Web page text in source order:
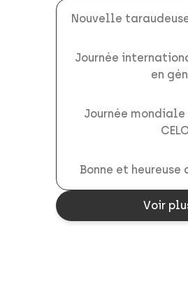
Nouvelle taraudeuse
Journée
en
Journée mondiale
Bonne et heureuse
Voir